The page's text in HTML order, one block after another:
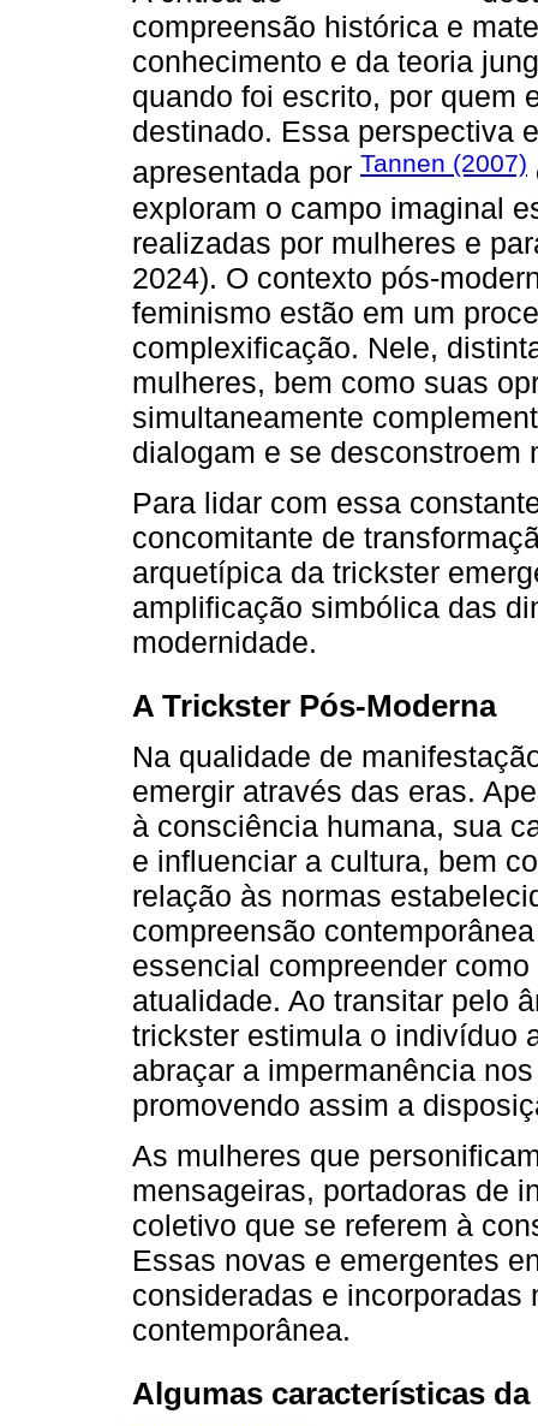
compreensão histórica e
conhecimento e da teoria
quando foi escrito, por quem
destinado. Essa perspectiva
apresentada por Tannen (2007)
exploram o campo imaginal
realizadas por mulheres e
2024). O contexto pós-
feminismo estão em um
complexificação. Nele,
mulheres, bem como suas
simultaneamente
dialogam e se desconstroem
Para lidar com essa
concomitante de
arquetípica da trickster
amplificação simbólica das
modernidade.
A Trickster Pós-Moderna
Na qualidade de
emergir através das eras.
à consciência humana, sua
e influenciar a cultura, bem
relação às normas
compreensão
essencial compreender
atualidade. Ao transitar pelo
trickster estimula o indivíduo
abraçar a impermanência
promovendo assim a
As mulheres que
mensageiras, portadoras de
coletivo que se referem à
Essas novas e emergentes
consideradas e
contemporânea.
Algumas características